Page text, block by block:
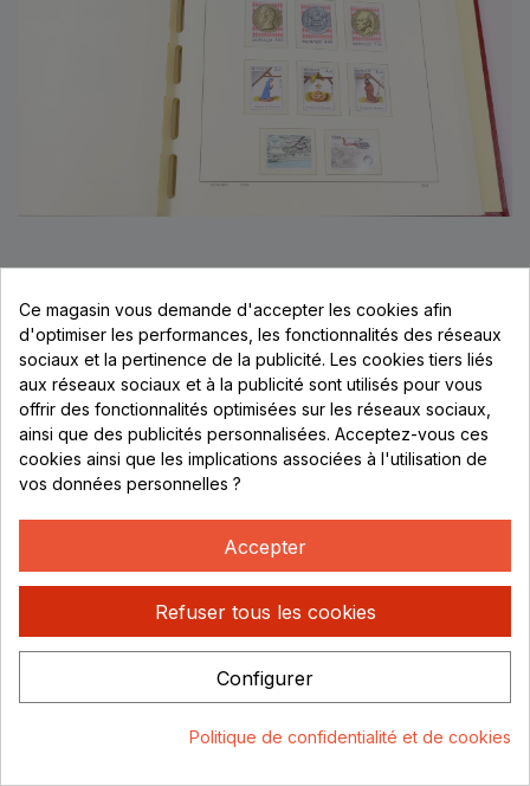
Ce magasin vous demande d'accepter les cookies afin
d'optimiser les performances, les fonctionnalités des réseaux
sociaux et la pertinence de la publicité. Les cookies tiers liés
aux réseaux sociaux et à la publicité sont utilisés pour vous
offrir des fonctionnalités optimisées sur les réseaux sociaux,
ainsi que des publicités personnalisées. Acceptez-vous ces
cookies ainsi que les implications associées à l'utilisation de
vos données personnelles ?
Accepter
Refuser tous les cookies
Configurer
Politique de confidentialité et de cookies